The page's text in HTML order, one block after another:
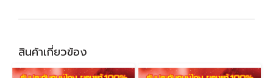
สินค้าเกี่ยวข้อง